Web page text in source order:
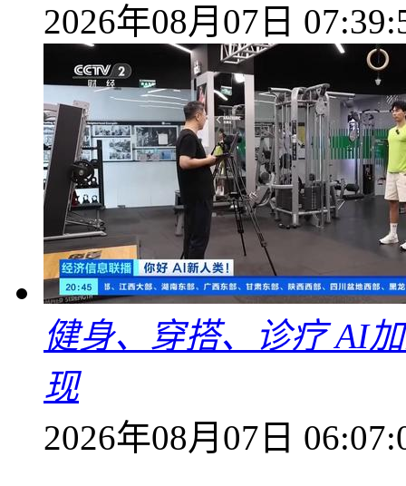
2026年08月07日
健身、穿搭、诊疗 AI
现
2026年08月07日